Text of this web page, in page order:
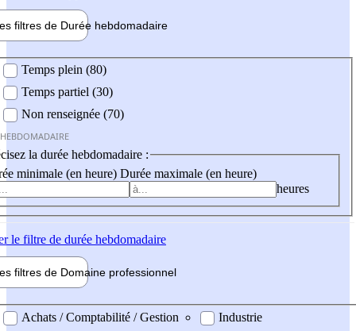
filtres de Durée hebdomadaire
Temps plein (80)
Temps partiel (30)
Non renseignée (70)
la durée hebdomadaire :
minimale (en heure) Durée maximale (en heure)
heures
le filtre de durée hebdomadaire
filtres de Domaine professionnel
professionel
Achats / Comptabilité / Gestion
Industrie